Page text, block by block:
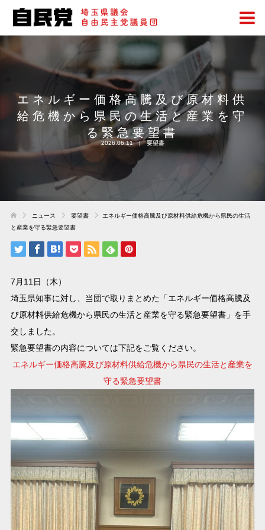
エネルギー価格高騰及び原材料供
給危機から県民の生活と産業を守
る緊急要望書
2026.06.11 要望書
ニュース 要望書
エネルギー価格高騰及び原材料供給危機から県民の生活
と産業を守る緊急要望書
7月11日（木）
埼玉県知事に対し、当団で取りまとめた「エネルギー価格高騰及
び原材料供給危機から県民の生活と産業を守る緊急要望書」を手
交しました。
緊急要望書の内容については下記をご覧ください。
エネルギー価格高騰及び原材料供給危機から県民の生活と産業を
守る緊急要望書